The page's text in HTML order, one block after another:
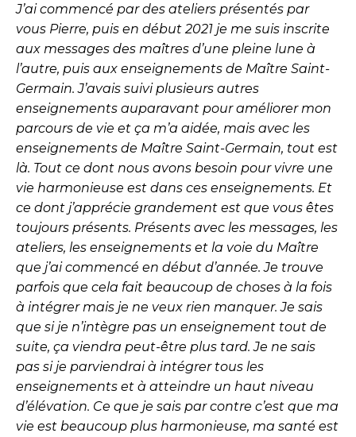
J’ai commencé par des ateliers présentés par
vous Pierre, puis en début 2021 je me suis inscrite
aux messages des maîtres d’une pleine lune à
l’autre, puis aux enseignements de Maître Saint-
Germain. J’avais suivi plusieurs autres
enseignements auparavant pour améliorer mon
parcours de vie et ça m’a aidée, mais avec les
enseignements de Maître Saint-Germain, tout est
là. Tout ce dont nous avons besoin pour vivre une
vie harmonieuse est dans ces enseignements. Et
ce dont j’apprécie grandement est que vous êtes
toujours présents. Présents avec les messages, les
ateliers, les enseignements et la voie du Maître
que j’ai commencé en début d’année. Je trouve
parfois que cela fait beaucoup de choses à la fois
à intégrer mais je ne veux rien manquer. Je sais
que si je n’intègre pas un enseignement tout de
suite, ça viendra peut-être plus tard. Je ne sais
pas si je parviendrai à intégrer tous les
enseignements et à atteindre un haut niveau
d’élévation. Ce que je sais par contre c’est que ma
vie est beaucoup plus harmonieuse, ma santé est